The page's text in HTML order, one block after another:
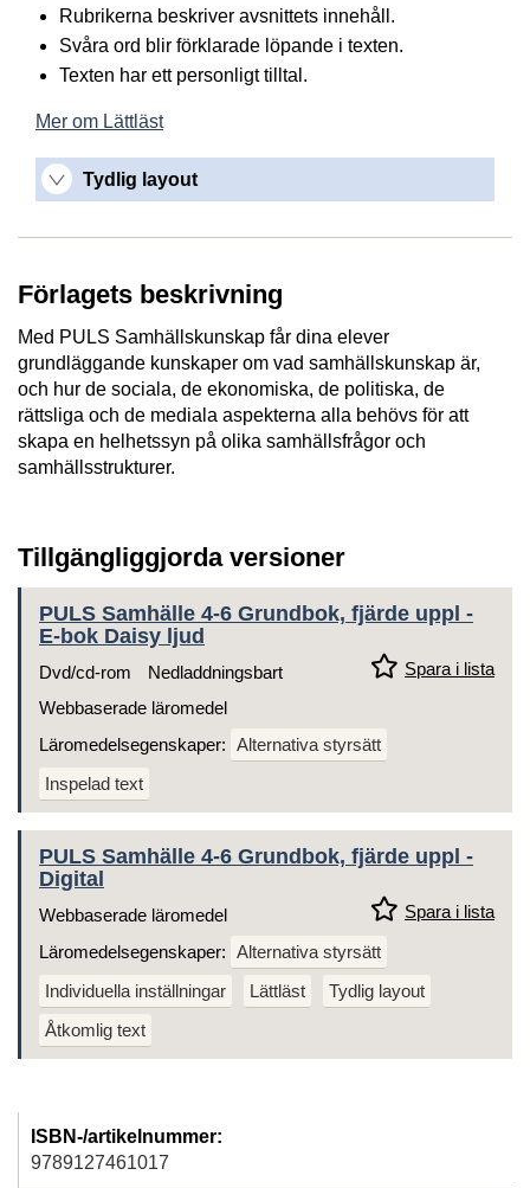
Rubrikerna beskriver avsnittets innehåll.
Svåra ord blir förklarade löpande i texten.
Texten har ett personligt tilltal.
Mer om Lättläst
Tydlig layout
Förlagets beskrivning
Med PULS Samhällskunskap får dina elever
grundläggande kunskaper om vad samhällskunskap är,
och hur de sociala, de ekonomiska, de politiska, de
rättsliga och de mediala aspekterna alla behövs för att
skapa en helhetssyn på olika samhällsfrågor och
samhällsstrukturer.
Tillgängliggjorda versioner
PULS Samhälle 4-6 Grundbok, fjärde uppl -
E-bok Daisy ljud
Spara i lista
Dvd/cd-rom
Nedladdningsbart
Webbaserade läromedel
Läromedelsegenskaper: Alternativa styrsätt
Inspelad text
PULS Samhälle 4-6 Grundbok, fjärde uppl -
Digital
Spara i lista
Webbaserade läromedel
Läromedelsegenskaper: Alternativa styrsätt
Individuella inställningar
Lättläst
Tydlig layout
Åtkomlig text
ISBN-/artikelnummer:
9789127461017